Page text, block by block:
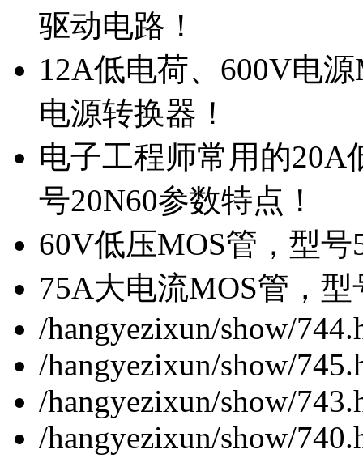
驱动电路！
12A低电荷、600V电
电源转换器！
电子工程师常用的20A
号20N60参数特点！
60V低压MOS管，型
75A大电流MOS管，
/hangyezixun/show/
/hangyezixun/show/
/hangyezixun/show/
/hangyezixun/show/